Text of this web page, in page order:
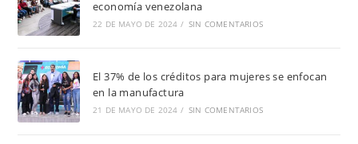
economía venezolana
22 DE MAYO DE 2024 / SIN COMENTARIOS
El 37% de los créditos para mujeres se enfocan
en la manufactura
21 DE MAYO DE 2024 / SIN COMENTARIOS